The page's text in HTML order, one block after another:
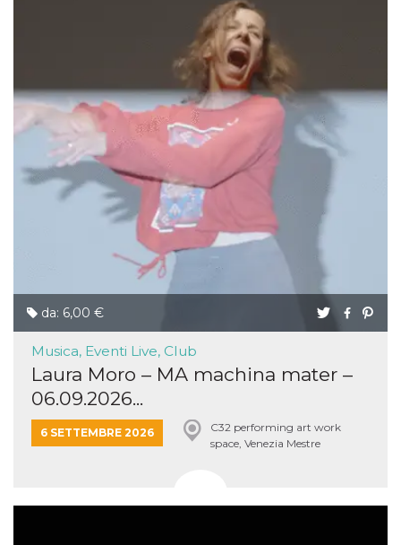
da: 6,00 €
Musica, Eventi Live, Club
Laura Moro – MA machina mater –
06.09.2026...
6 SETTEMBRE 2026
C32 performing art work
space, Venezia Mestre